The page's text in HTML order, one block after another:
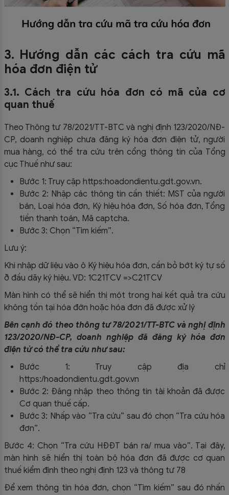
3. Hướng dẫn các cách tra cứu mã
hóa đơn điện tử
3.1. Cách tra cứu hóa đơn có mã của cơ
quan thuế
Theo Thông tư 78/2021/TT-BTC và nghị định 123/2020/NĐ-
CP, doanh nghiệp chưa đăng ký hóa đơn điện tử, người
mua hàng, có thể tra cứu trên cổng thông tin của Tổng
cục Thuế như sau:
Bước 1: Truy cập https:hoadondientu.gdt.gov.vn.
Bước 2: Nhập các thông tin cần thiết: MST của người
bán, Loại hóa đơn, Ký hiệu hóa đơn, Số hóa đơn, Tổng
tiền thanh toán, Mã captcha.
Bước 3: Chọn “Tìm kiếm”.
Lưu ý:
Khi nhập dữ liệu vào ô Ký hiệu hóa đơn, cần bỏ bớt ký tự số
ð đầu dãy ký hiệu. VD: 1C21TCV =>C21TCV
Màn hình có thể sẽ hiển thị một trong hai kết quả tra cứu
không tồn tại hóa đớn hoặc hóa đơn đã được xử lý
Bên cạnh đó theo thông tư 78/2021/TT-BTC và nghị định
123/2020/NĐ-CP, doanh nghiệp đã đăng ký hóa đơn
điện tử có thể tra cứu như sau:
Bước 1: Truy cập địa chỉ
https:/hoadondientu.gdt.gov.vn
Bước 2: Đăng nhập theo thông tin tài khoản đã được
Cơ quan thuế cấp.
Bước 3: Nhấp vào “Tra cứu” sau đó chọn “Tra cứu hóa
đơn”.
Bước 4: Chọn “Tra cứu HĐĐT bán ra/ mua vào”. Tại đây,
màn hình sẽ hiển thị toàn bộ hóa đơn đã được cơ quan
thuế kiểm định theo nghị định 123 và thông tư 78
Để xem thông tin hóa đơn, chọn “Tìm kiếm” sau đó nhấn